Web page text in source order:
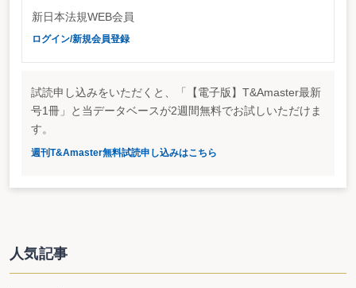
が特別目的会社（SPC）である場合の金融資産の消滅範囲の明確
化」を行うもの。具体的には、金融商品会計基準（注4）につい
する。また、金融商品会計実務指針第40項について、特別目的会社
に対する融資者についても投資者と同様に取り扱う。
公開草案からの大きな内容面での変更はない。ただし、1点だけ
連結会計基準案において、特別目的会社に対する投資者と融資者を
化するため、その理由を結論の背景に追加することとしている。具
するかどうかに関する定めを設けているため、資産流動化法及び関
連する他の法令で用いられている表現と整合させることが実務の安
新日本法規WEB会員
ログイン/新規会員登録
試読申し込みをいただくと、「【電子版】T&Amaster最新
号1冊」と当データベースが2週間無料でお試しいただけま
す。
週刊T&Amaster無料試読申し込みはこちら
人気記事